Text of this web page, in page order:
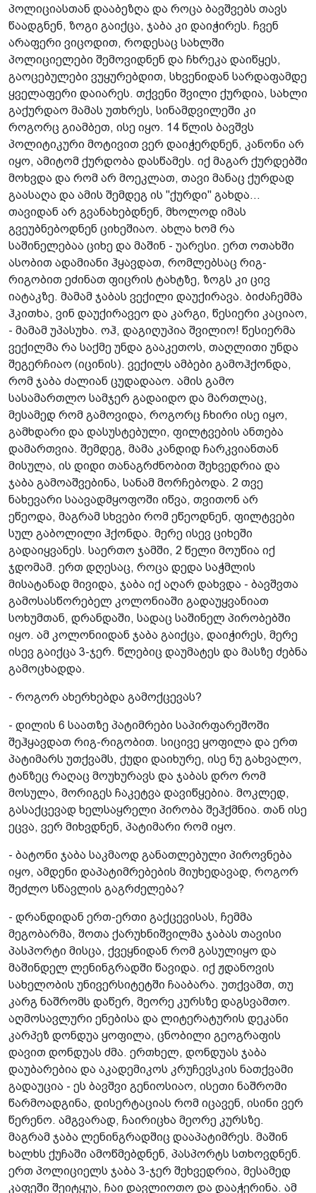
პოლიციასთან დააბეზღა და როცა ბავშვებს თავს
წაადგნენ, ზოგი გაიქცა, ჯაბა კი დაიჭირეს. ჩვენ
არაფერი ვიცოდით, როდესაც სახლში
პოლიციელები შემოვიდნენ და ჩხრეკა დაიწყეს,
გაოცებულები ვუყურებდით, სხვენიდან სარდაფამდე
ყველაფერი დაიარეს. თქვენი შვილი ქურდია, სახლი
გაქურდაო მამას უთხრეს, სინამდვილეში კი
როგორც გიამბეთ, ისე იყო. 14 წლის ბავშვს
პოლიტიკური მოტივით ვერ დაიჭერდნენ, კანონი არ
იყო, ამიტომ ქურდობა დასწამეს. იქ მაგარ ქურდებში
მოხვდა და რომ არ მოეკლათ, თავი მანაც ქურდად
გაასაღა და ამის შემდეგ ის "ქურდი" გახდა...
თავიდან არ გვანახებდნენ, მხოლოდ იმას
გვეუბნებოდნენ ციხეშიაო. ახლა ხომ რა
საშინელებაა ციხე და მაშინ - უარესი. ერთ ოთახში
ასობით ადამიანი ჰყავდათ, რომლებსაც რიგ-
რიგობით ეძინათ ფიცრის ტახტზე, ზოგს კი ცივ
იატაკზე. მამამ ჯაბას ვექილი დაუქირავა. ბიძაჩემმა
ჰკითხა, ვინ დაუქირავეო და კარგი, წესიერი კაციაო,
- მამამ უპასუხა. ოჰ, დაგიღუპია შვილიო! წესიერმა
ვექილმა რა საქმე უნდა გააკეთოს, თაღლითი უნდა
შეგერჩიაო (იცინის). ვექილს ამბები გამოჰქონდა,
რომ ჯაბა ძალიან ცუდადააო. ამის გამო
სასამართლო სამჯერ გადაიდო და მართლაც,
მესამედ რომ გამოვიდა, როგორც ჩხირი ისე იყო,
გამხდარი და დასუსტებული, ფილტვების ანთება
დამართვია. შემდეგ, მამა კანდიდ ჩარკვიანთან
მისულა, ის დიდი თანაგრძნობით შეხვედრია და
ჯაბა გამოაშვებინა, სანამ მორჩებოდა. 2 თვე
ნახევარი საავადმყოფოში იწვა, თვითონ არ
ეწეოდა, მაგრამ სხვები რომ ეწეოდნენ, ფილტვები
სულ გაბოლილი ჰქონდა. მერე ისევ ციხეში
გადაიყვანეს. საერთო ჯამში, 2 წელი მოუწია იქ
ჯდომამ. ერთ დღესაც, როცა დედა საჭმლის
მისატანად მივიდა, ჯაბა იქ აღარ დახვდა - ბავშვთა
გამოსასწორებელ კოლონიაში გადაუყვანიათ
სოხუმთან, დრანდაში, სადაც საშინელ პირობებში
იყო. ამ კოლონიიდან ჯაბა გაიქცა, დაიჭირეს, მერე
ისევ გაიქცა 3-ჯერ. წლებიც დაუმატეს და მასზე ძებნა
გამოცხადდა.
- როგორ ახერხებდა გამოქცევას?
- დილის 6 საათზე პატიმრები საპირფარეშოში
შეჰყავდათ რიგ-რიგობით. სიცივე ყოფილა და ერთ
პატიმარს უთქვამს, ქუდი დაიხურე, ისე ნუ გახვალო,
ტანზეც რაღაც მოუხურავს და ჯაბას დრო რომ
მოსულა, მორიგეს ჩაკეტვა დავიწყებია. მოკლედ,
გასაქცევად ხელსაყრელი პირობა შეჰქმნია. თან ისე
ეცვა, ვერ მიხვდნენ, პატიმარი რომ იყო.
- ბატონი ჯაბა საკმაოდ განათლებული პიროვნება
იყო, ამდენი დაპატიმრებების მიუხედავად, როგორ
შეძლო სწავლის გაგრძელება?
- დრანდიდან ერთ-ერთი გაქცევისას, ჩემმა
მეგობარმა, შოთა ქარუხნიშვილმა ჯაბას თავისი
პასპორტი მისცა, ქვეყნიდან რომ გასულიყო და
მაშინდელ ლენინგრადში წავიდა. იქ ჟდანოვის
სახელობის უნივერსიტეტში ჩააბარა. უთქვამთ, თუ
კარგ ნაშრომს დაწერ, მეორე კურსზე დაგსვამთო.
აღმოსავლური ენებისა და ლიტერატურის დეკანი
კარპეზ დონდუა ყოფილა, ცნობილი გეოგრაფის
დავით დონდუას ძმა. ერთხელ, დონდუას ჯაბა
დაუბარებია და აკადემიკოს კრუჩევსკის ნათქვამი
გადაუცია - ეს ბავშვი გენიოსიაო, ისეთი ნაშრომი
წარმოადგინა, დისერტაციას რომ იცავენ, ისინი ვერ
წერენო. ამგვარად, ჩაირიცხა მეორე კურსზე.
მაგრამ ჯაბა ლენინგრადშიც დააპატიმრეს. მაშინ
ხალხს ქუჩაში ამოწმებდნენ, პასპორტს სთხოვდნენ.
ერთ პოლიციელს ჯაბა 3-ჯერ შეხვედრია, მესამედ
კაფეში შეიტყუა, ჩაი დავლიოთო და დააჭერინა. ამ